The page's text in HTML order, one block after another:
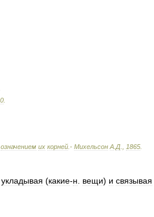
означением их корней .- Михельсон А Д 1865
укладывая (какие-н вещи) и связывая